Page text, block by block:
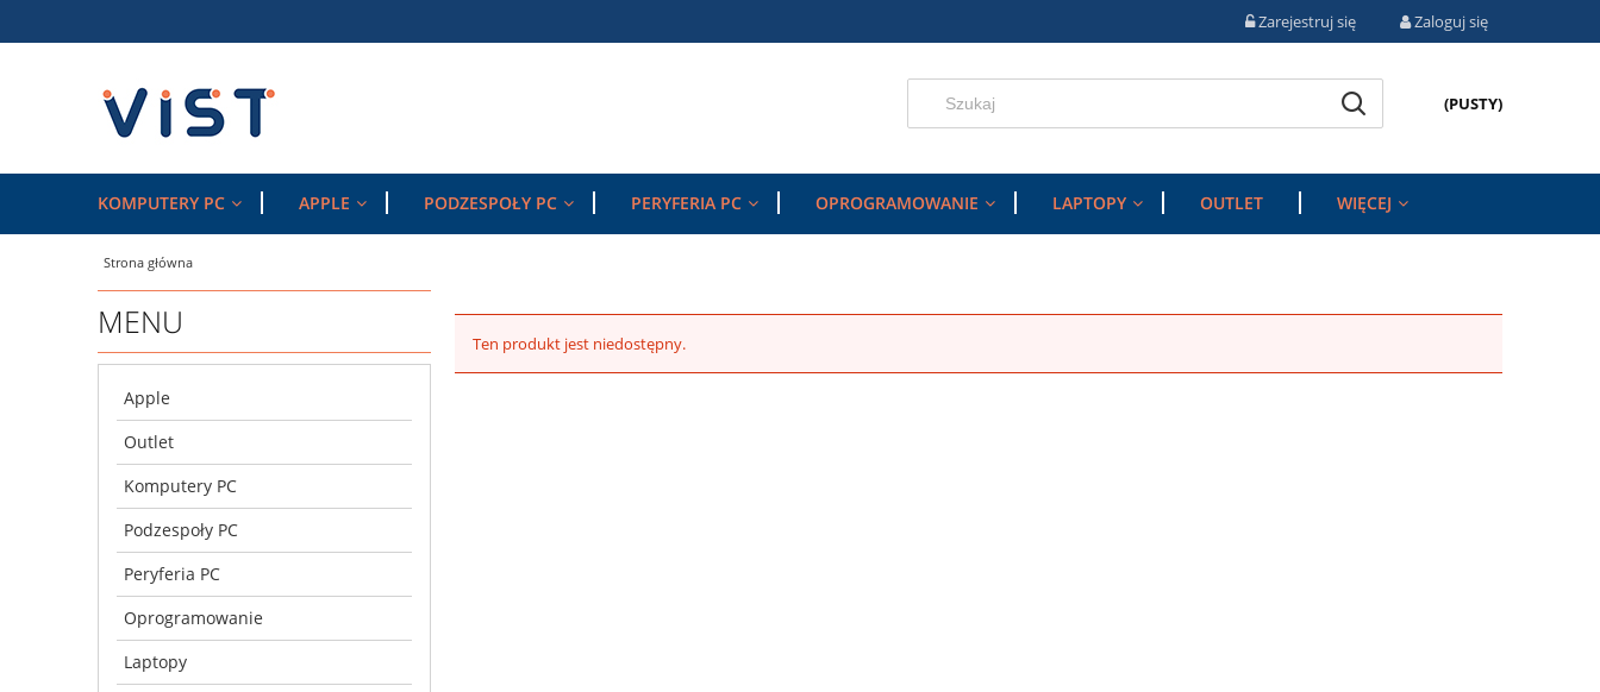
Zarejestruj się Zaloguj się
(PUSTY)
KOMPUTERY PC APPLE PODZESPOŁY PC PERYFERIA PC OPROGRAMOWANIE LAPTOPY OUTLET WIĘCEJ
Strona główna
MENU
Apple
Outlet
Komputery PC
Podzespoły PC
Peryferia PC
Oprogramowanie
Laptopy
Ten produkt jest niedostępny.